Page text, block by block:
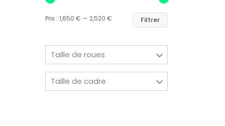
Filtrer
Prix : 1,650 € — 2,520 €
Taille de roues
Taille de cadre